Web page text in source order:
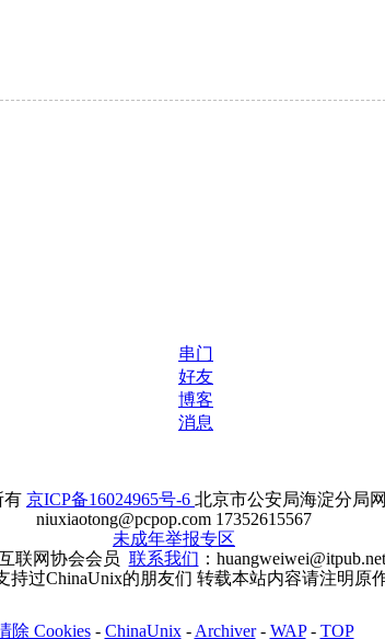
串门
好友
博客
消息
有 京ICP备16024965号-6 北京市公安局海淀分局
niuxiaotong@pcpop.com 17352615567
未成年举报专区
联网协会会员 联系我们 ：huangweiwei@itpub.net
持过ChinaUnix的朋友们 转载本站内容请注明原
除 Cookies- ChinaUnix- Archiver- WAP- TOP